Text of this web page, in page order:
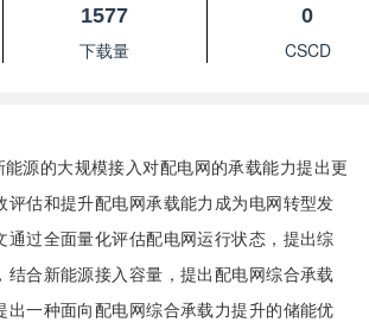
1577
下载量
0
CSCD
源的大规模接入对配电网的承载能力提出更
评估和提升配电网承载能力成为电网转型发
通过全面量化评估配电网运行状态，提出综
结合新能源接入容量，提出配电网综合承载
出一种面向配电网综合承载力提升的储能优